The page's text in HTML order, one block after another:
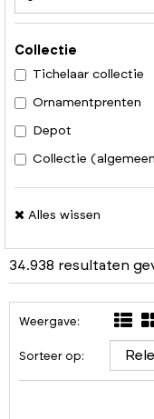
Collectie
Tichelaar collectie
Ornamentprenten
Depot
Collectie
Alles wissen
34.938 resultaten
Weergave:
Sorteer op: